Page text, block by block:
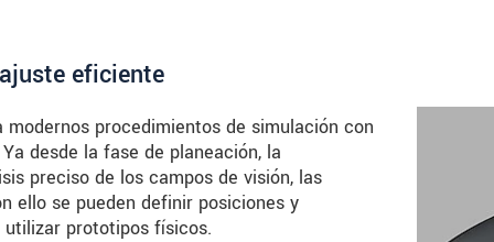
eficiente
procedimientos de simulación con
desde la fase de planeación, la
preciso de los campos de visión, las
ello se pueden definir posiciones y
prototipos físicos.